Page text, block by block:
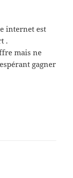
internet est
.
mais ne
gagner